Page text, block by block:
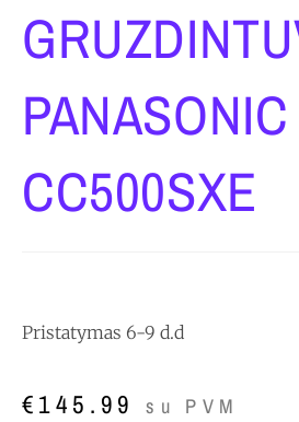
CC500SXE
Pristatymas 6-9 d.d
€145.99 su PVM